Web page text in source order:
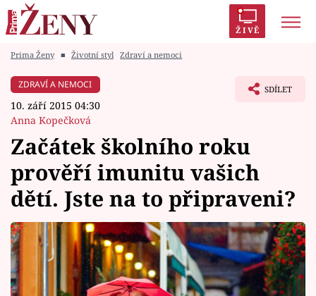
ŽIVĚ
Módní alarm
Zrádci
Témata
Celebrity
Vztahy
Seriály
Prima Ženy ■ Životní styl Zdraví a nemoci
ZDRAVÍ A NEMOCI
10. září 2015 04:30
Anna Kopečková
SDÍLET
Začátek školního roku
prověří imunitu vašich
dětí. Jste na to připraveni?